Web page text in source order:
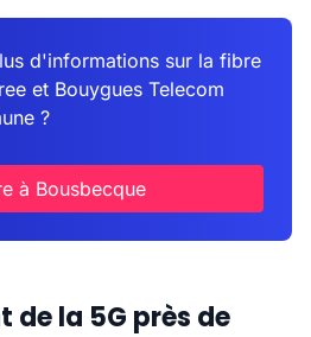
d'informations sur la fibre
et Bouygues Telecom
?
à Bousbecque
de la 5G près de